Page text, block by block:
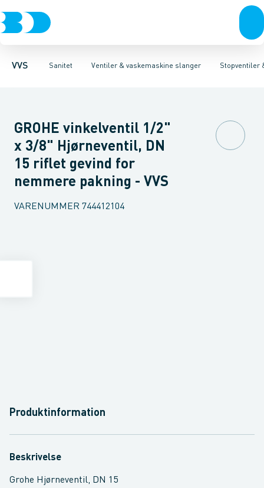
VVS Sanitet
Rør & fittingsPressfittings & rørKuglehaner & ventilerAfløb
Ventiler & vaskemaskine slanger
Toiletter, sæder og cisternerVaskeArmaturerBrusereStopventiler
Servanteventiler Stopventiler & kuglehanerAftapventiler &
GROHE vinkelventil 1/2"
x 3/8" Hjørneventil, DN
15 riflet gevind for
nemmere pakning - VVS
VARENUMMER 744412104
Produktinformation
Beskrivelse
Grohe Hjørneventil, DN 15